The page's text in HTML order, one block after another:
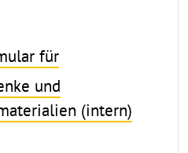
für
und
(intern)